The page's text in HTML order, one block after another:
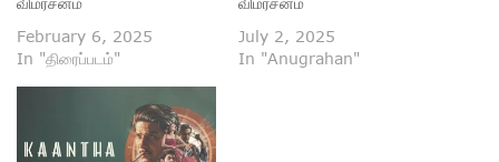
February 6, 2025
In "திரைப்படம்"
July 2, 2025
In "Anugrahan"